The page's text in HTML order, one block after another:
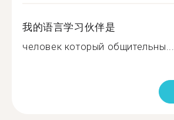
我的语言学习伙伴是
человек который общительны...